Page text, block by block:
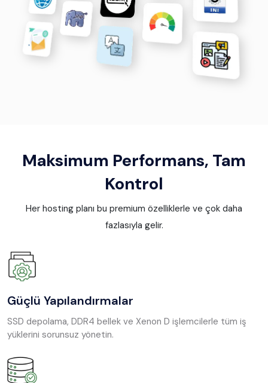
Maksimum Performans, Tam
Kontrol
Her hosting planı bu premium özelliklerle ve çok daha
fazlasıyla gelir.
Güçlü Yapılandırmalar
SSD depolama, DDR4 bellek ve Xenon D işlemcilerle tüm iş
yüklerini sorunsuz yönetin.